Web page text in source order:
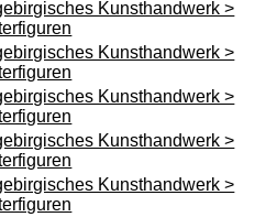
Kunsthandwerk >
Kunsthandwerk >
Kunsthandwerk >
Kunsthandwerk >
Kunsthandwerk >